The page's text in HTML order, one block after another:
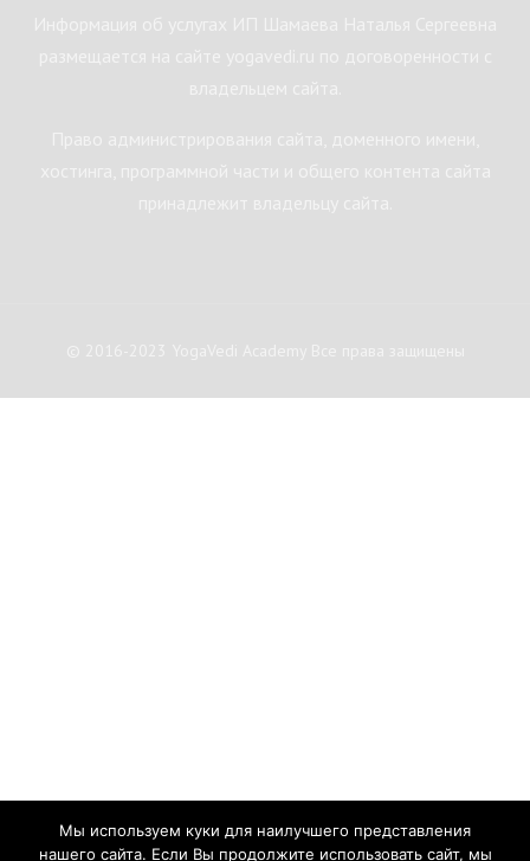
Мы используем куки для наилучшего представления
нашего сайта. Если Вы продолжите использовать сайт, мы